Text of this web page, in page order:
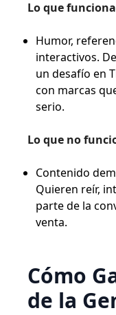
Lo que
Humor,
interactivos.
un desafío en
con marcas
serio.
Lo que no
Contenido
Quieren reír,
parte de la
venta.
Cómo
de la